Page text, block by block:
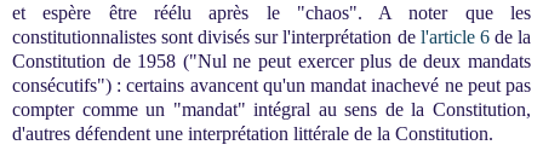
et espère être réélu après le "chaos". A noter que les
constitutionnalistes sont divisés sur l'interprétation de l'article 6de la
Constitution de 1958 ("Nul ne peut exercer plus de deux mandats
consécutifs") : certains avancent qu'un mandat inachevé ne peut pas
compter comme un "mandat" intégral au sens de la Constitution,
d'autres défendent une interprétation littérale de la Constitution.